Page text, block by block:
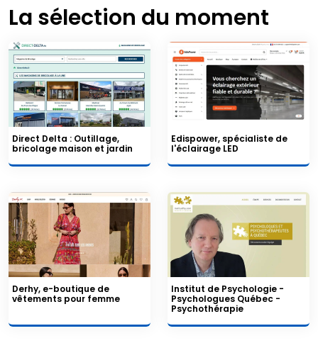
La sélection du moment
Direct Delta : Outillage,
bricolage maison et jardin
Edispower, spécialiste de
l'éclairage LED
Derhy, e-boutique de
vêtements pour femme
Institut de Psychologie -
Psychologues Québec -
Psychothérapie